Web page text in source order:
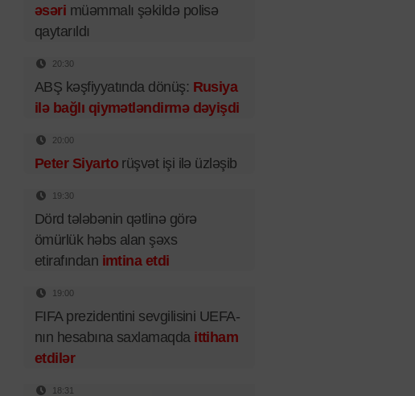
əsəri müəmmalı şəkildə polisə
qaytarıldı
20:30
ABŞ kəşfiyyatında dönüş: Rusiya
ilə bağlı qiymətləndirmə dəyişdi
20:00
Peter Siyartorüşvət işi ilə üzləşib
19:30
Dörd tələbənin qətlinə görə
ömürlük həbs alan şəxs
etirafından imtina etdi
19:00
FIFA prezidentini sevgilisini UEFA-
nın hesabına saxlamaqda ittiham
etdilər
18:31